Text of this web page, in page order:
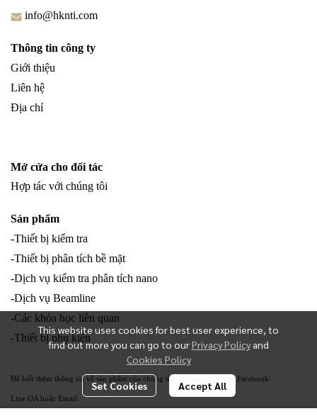
This website uses cookies for best user experience, to
find out more you can go to ourPrivacy Policy and
Cookies Policy
Set Cookies Accept All
info@hknti.com
Thông tin công ty
Giới thiệu
Liên hệ
Địa chỉ
Mở cửa cho đối tác
Hợp tác với chúng tôi
Sản phẩm
-Thiết bị kiểm tra
-Thiết bị phân tích bề mặt
-Dịch vụ kiểm tra phân tích nano
-Dịch vụ Beamline
-Các khóa học liên quan
-Thiết bị phụ kiện
Để biết thêm thông tin về sản phẩm của chúng tôi, vui lòng truy cập Facebook
Line OA hoặc Email.